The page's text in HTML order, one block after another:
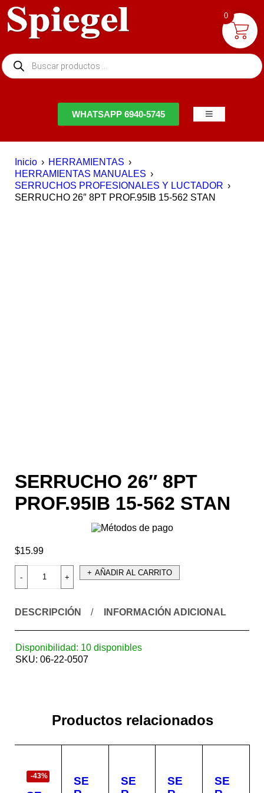
WHATSAPP 6940-5745
Inicio › HERRAMIENTAS ›
HERRAMIENTAS MANUALES ›
SERRUCHOS PROFESIONALES Y LUCTADOR ›
SERRUCHO 26″ 8PT PROF.95IB 15-562 STAN
SERRUCHO 26″ 8PT
PROF.95IB 15-562 STAN
$15.99
AÑADIR AL CARRITO
DESCRIPCIÓN INFORMACIÓN ADICIONAL
Disponibilidad: 10 disponibles
SKU: 06-22-0507
Productos relacionados
-43%
SE
SE
SE
SE
0